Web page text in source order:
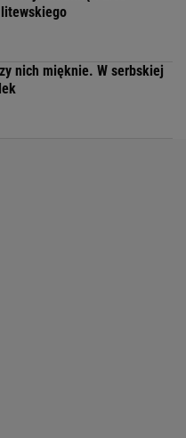
nich mięknie. W serbskiej